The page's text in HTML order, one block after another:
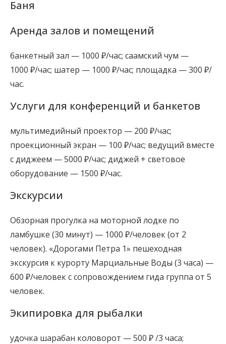
Баня
Аренда залов и помещений
банкетный зал — 1000 ₽/час; саамский чум —
1000 ₽/час; шатер — 1000 ₽/час; площадка — 300 ₽/
час.
Услуги для конференций и банкетов
мультимедийный проектор — 200 ₽/час;
проекционный экран — 100 ₽/час; ведущий вместе
с диджеем — 5000 ₽/час; диджей + световое
оборудование — 1500 ₽/час.
Экскурсии
Обзорная прогулка на моторной лодке по
ламбушке (30 минут) — 1000 ₽/человек (от 2
человек). «Дорогами Петра 1» пешеходная
экскурсия к курорту Марциальные Воды (3 часа) —
600 ₽/человек с сопровождением гида группа от 5
человек.
Экипировка для рыбалки
удочка шарабан коловорот — 500 ₽ /3 часа;